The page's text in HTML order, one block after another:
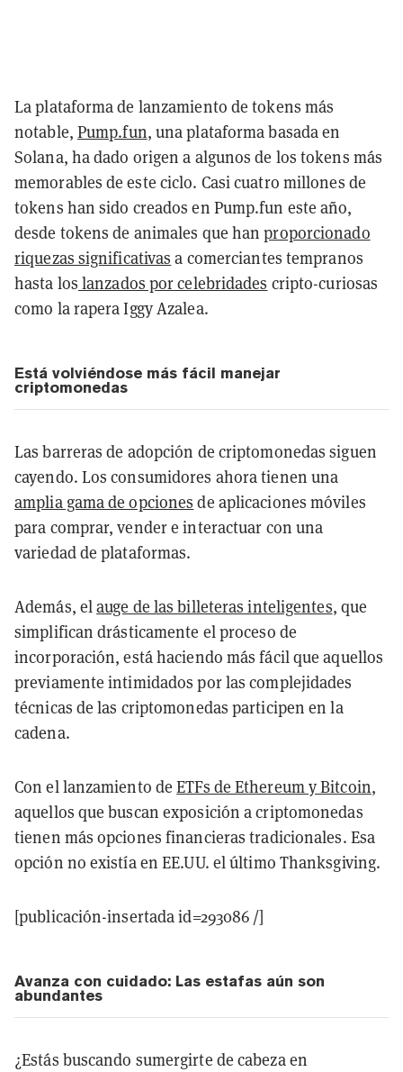
La plataforma de lanzamiento de tokens más
notable, Pump.fun, una plataforma basada en
Solana, ha dado origen a algunos de los tokens más
memorables de este ciclo. Casi cuatro millones de
tokens han sido creados en Pump.fun este año,
desde tokens de animales que hanproporcionado
riquezas significativas a comerciantes tempranos
hasta los lanzados por celebridades cripto-curiosas
como la rapera Iggy Azalea.
Está volviéndose más fácil manejar
criptomonedas
Las barreras de adopción de criptomonedas siguen
cayendo. Los consumidores ahora tienen una
amplia gama de opciones de aplicaciones móviles
para comprar, vender e interactuar con una
variedad de plataformas.
Además, elauge de las billeteras inteligentes, que
simplifican drásticamente el proceso de
incorporación, está haciendo más fácil que aquellos
previamente intimidados por las complejidades
técnicas de las criptomonedas participen en la
cadena.
Con el lanzamiento deETFs de Ethereum y Bitcoin,
aquellos que buscan exposición a criptomonedas
tienen más opciones financieras tradicionales. Esa
opción no existía en EE.UU. el último Thanksgiving.
[publicación-insertada id=293086 /]
Avanza con cuidado: Las estafas aún son
abundantes
¿Estás buscando sumergirte de cabeza en